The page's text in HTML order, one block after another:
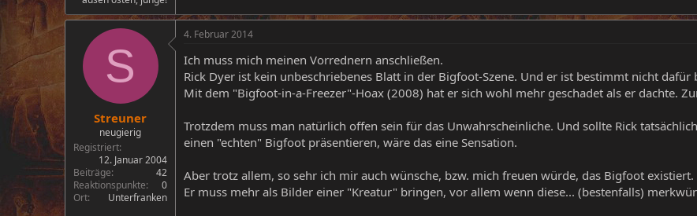
S
Streuner
neugierig
Registriert
12. Januar 2004
Beiträge
42
Reaktionspunkte
0
Ort
Unterfranken
4. Februar 2014
Ich muss mich meinen Vorrednern anschließen.
Rick Dyer ist kein unbeschriebenes Blatt in der Bigfoot-Szene. Und er ist bestimmt nicht
Mit dem "Bigfoot-in-a-Freezer"-Hoax (2008) hat er sich wohl mehr geschadet als er dachte.
Trotzdem muss man natürlich offen sein für das Unwahrscheinliche. Und sollte Rick
einen "echten" Bigfoot präsentieren, wäre das eine Sensation.
Aber trotz allem, so sehr ich mir auch wünsche, bzw. mich freuen würde, das Bigfoot existiert.
Er muss mehr als Bilder einer "Kreatur" bringen, vor allem wenn diese... (bestenfalls)